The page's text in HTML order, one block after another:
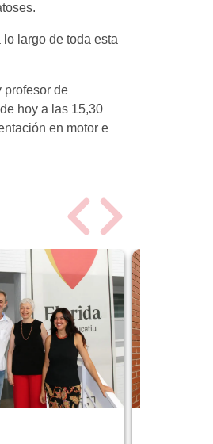
largo de toda esta
profesor de
hoy a las 15,30
en motor e